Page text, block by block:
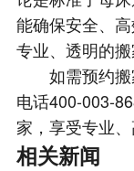
能确保安全、
专业、透明的搬
如需预约搬
电话400-003-
家，享受专业、
相关新闻